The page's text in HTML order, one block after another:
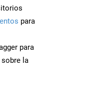
para
para
la